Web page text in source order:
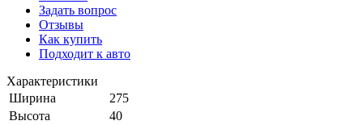
Задать вопрос
Отзывы
Как купить
Подходит к авто
Характеристики
Ширина
275
Высота
40